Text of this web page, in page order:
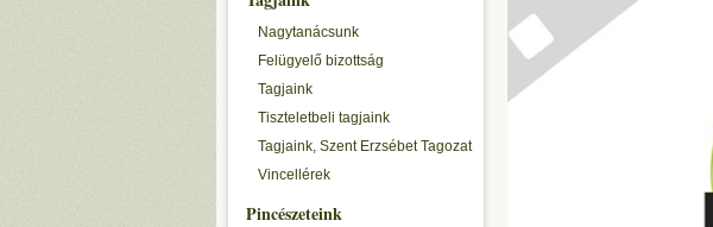
Nagytanácsunk
Felügyelő bizottság
Tagjaink
Tiszteletbeli tagjaink
Tagjaink, Szent Erzsébet Tagozat
Vincellérek
Pincészeteink